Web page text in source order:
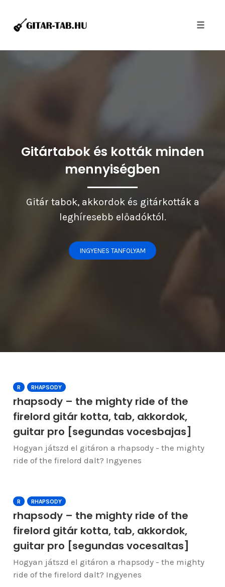
Gitártabok és kották minden
mennyiségben
Gitár tabok, akkordok és gitárkották a
leghíresebb előadóktól.
INGYENES TANFOLYAM
R RHAPSODY
rhapsody – the mighty ride of the
firelord gitár kotta, tab, akkordok,
guitar pro [segundas vocesbajas]
Hogyan játszd el gitáron a rhapsody - the mighty
ride of the firelord dalt? Ingyenes
R RHAPSODY
rhapsody – the mighty ride of the
firelord gitár kotta, tab, akkordok,
guitar pro [segundas vocesaltas]
Hogyan játszd el gitáron a rhapsody - the mighty
ride of the firelord dalt? Ingyenes